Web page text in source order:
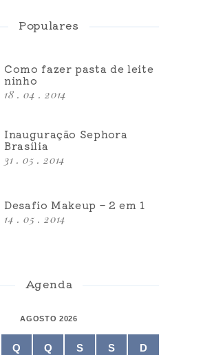
Populares
Como fazer pasta de leite
ninho
18 . 04 . 2014
Inauguração Sephora
Brasília
31 . 05 . 2014
Desafio Makeup – 2 em 1
14 . 05 . 2014
Agenda
AGOSTO 2026
Q Q S S D